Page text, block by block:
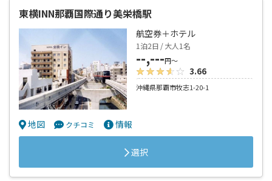
東横INN那覇国際通り美栄橋駅
航空券＋ホテル
1泊2日 / 大人1名
--,---円～
3.66
沖縄県那覇市牧志1-20-1
地図 クチコミ 情報
選択